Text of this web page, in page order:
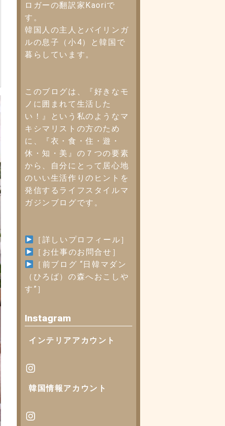
ロガーの翻訳家Kaoriで
す。
韓国人の主人とバイリンガ
ルの息子（小4）と韓国で
暮らしています。
このブログは、『好きなモ
ノに囲まれて生活した
い！』という私のようなマ
キシマリストの方のため
に、『衣・食・住・遊・
休・知・美』の７つの要素
から、自分にとって居心地
のいい生活作りのヒントを
発信するライフスタイルマ
ガジンブログです。
［詳しいプロフィール］
［お仕事のお問合せ］
［ 前ブログ “日韓マダン
（ひろば）の森へおこしや
す” ］
Instagram
インテリアアカウント
Instagram
韓国情報アカウント
Instagram